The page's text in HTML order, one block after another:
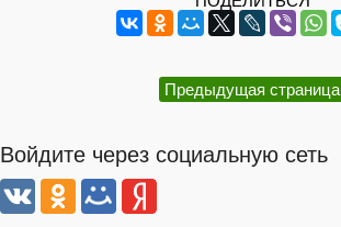
Предыдущая страница
Войдите через социальную сеть